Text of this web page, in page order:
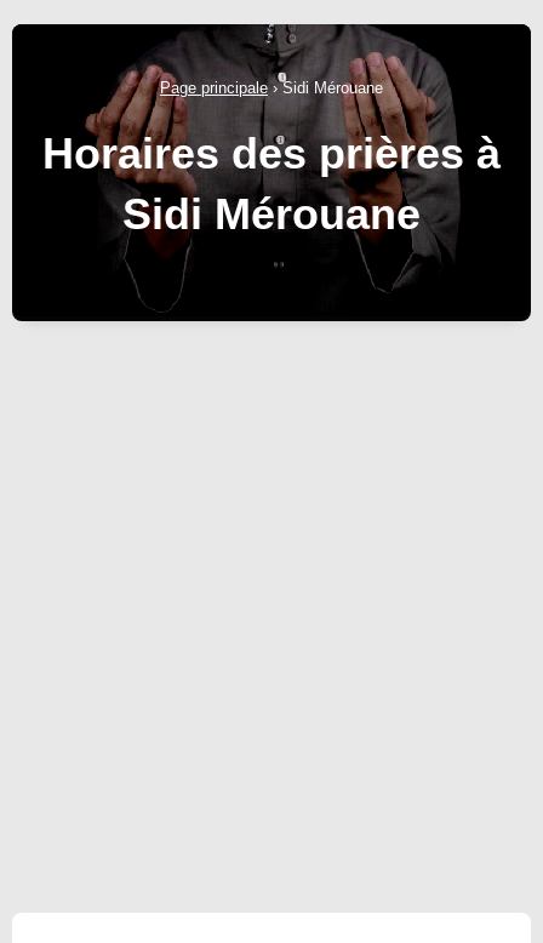
Page principale›Sidi Mérouane
Horaires des prières à
Sidi Mérouane